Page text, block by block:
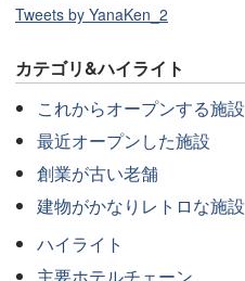
Tweets by YanaKen_2
カテゴリ&ハイライト
これからオープンする施設
最近オープンした施設
創業が古い老舗
建物がかなりレトロな施設
ハイライト